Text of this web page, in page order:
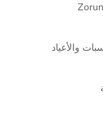
والأعياد